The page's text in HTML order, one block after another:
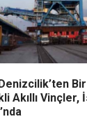
Akıllı Vinçler,